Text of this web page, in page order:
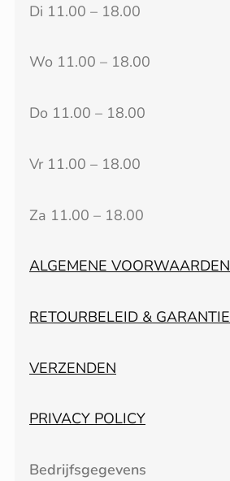
Di 11.00 – 18.00
Wo 11.00 – 18.00
Do 11.00 – 18.00
Vr 11.00 – 18.00
Za 11.00 – 18.00
ALGEMENE VOORWAARDEN
RETOURBELEID & GARANTIE
VERZENDEN
PRIVACY POLICY
Bedrijfsgegevens